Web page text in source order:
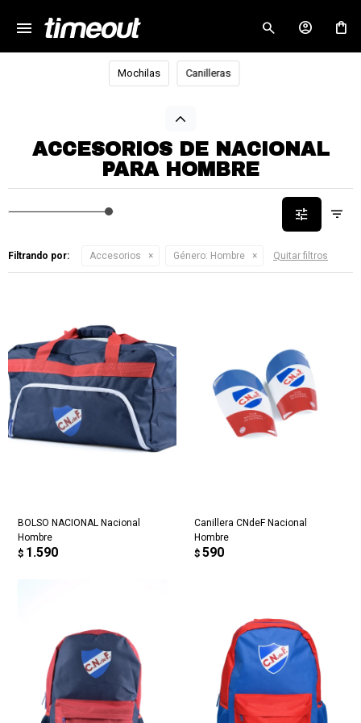
menu
Mochilas Canilleras
ACCESORIOS DE NACIONAL
PARA HOMBRE
Filtrando por: Accesorios Género: Hombre Quitar filtros
BOLSO NACIONAL Nacional
Hombre
$ 1.590
Canillera CNdeF Nacional
Hombre
$ 590
¡Sumate a la forma más ágil de